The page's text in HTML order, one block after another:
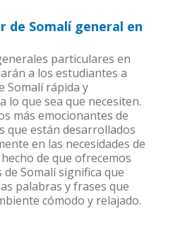
de Somalí general en
particulares en
a los estudiantes a
Somalí rápida y
lo que sea que necesiten.
más emocionantes de
que están desarrollados
en las necesidades de
de que ofrecemos
Somalí significa que
palabras y frases que
cómodo y relajado.